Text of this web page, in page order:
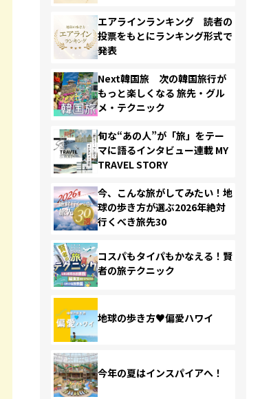
エアラインランキング 読者の
投票をもとにランキング形式で
発表
Next韓国旅 次の韓国旅行が
もっと楽しくなる 旅先・グル
メ・テクニック
旬な“あの人”が「旅」をテー
マに語るインタビュー連載 MY
TRAVEL STORY
今、こんな旅がしてみたい！地
球の歩き方が選ぶ2026年絶対
行くべき旅先30
コスパもタイパもかなえる！賢
者の旅テクニック
地球の歩き方♥偏愛ハワイ
今年の夏はインスパイアへ！